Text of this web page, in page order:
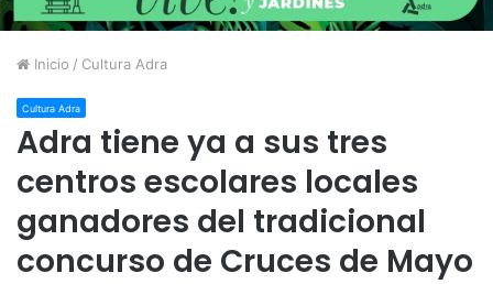
Inicio / Cultura Adra
Cultura Adra
Adra tiene ya a sus tres
centros escolares locales
ganadores del tradicional
concurso de Cruces de Mayo